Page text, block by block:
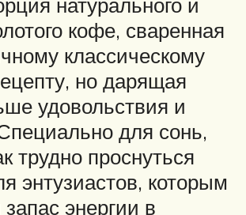
кофе, сваренная
классическому
но дарящая
удовольствия и
для сонь,
трудно проснуться
энтузиастов, которым
энергии в